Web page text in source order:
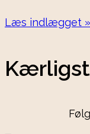
Læs indlægget »
Kærligst